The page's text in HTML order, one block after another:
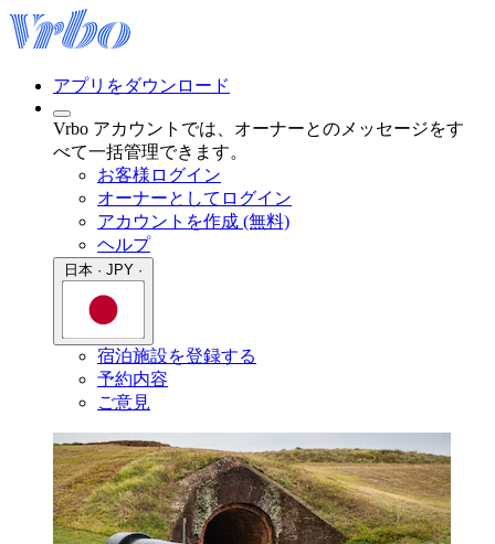
アプリをダウンロード
Vrbo アカウントでは、オーナーとのメッセージをす
べて一括管理できます。
お客様ログイン
オーナーとしてログイン
アカウントを作成 (無料)
ヘルプ
宿泊施設を登録する
予約内容
ご意見